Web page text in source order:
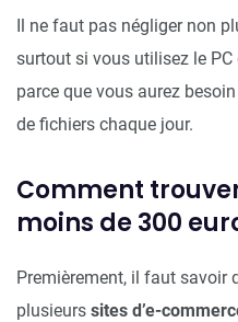
Il ne faut pas négliger non
surtout si vous utilisez le
parce que vous aurez
de fichiers chaque jour.
Comment
moins de 300
Premièrement, il faut savoir
plusieurs sites d’e-